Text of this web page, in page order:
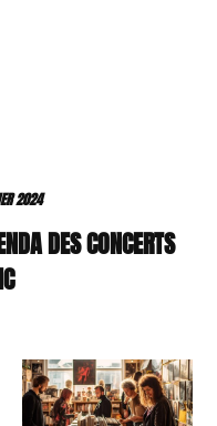
2024
DES CONCERTS